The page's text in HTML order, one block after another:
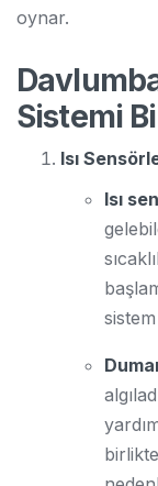
oynar.
Sistemi
Isı
Isı